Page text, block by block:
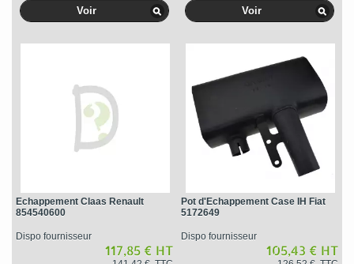
Voir
Voir
Echappement Claas Renault
854540600
Dispo fournisseur
117,85 € HT
Pot d'Echappement Case IH Fiat
5172649
Dispo fournisseur
105,43 € HT